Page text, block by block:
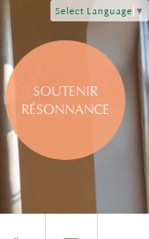
Select Language ▼
SOUTENIR
RÉSONNANCE